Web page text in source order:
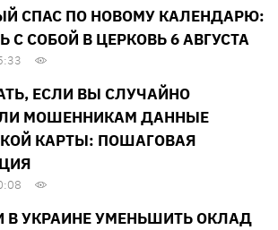
СПАС ПО НОВОМУ КАЛЕНДАРЮ:
С СОБОЙ В ЦЕРКОВЬ 6 АВГУСТА
ЕСЛИ ВЫ СЛУЧАЙНО
МОШЕННИКАМ ДАННЫЕ
КАРТЫ: ПОШАГОВАЯ
В УКРАИНЕ УМЕНЬШИТЬ ОКЛАД